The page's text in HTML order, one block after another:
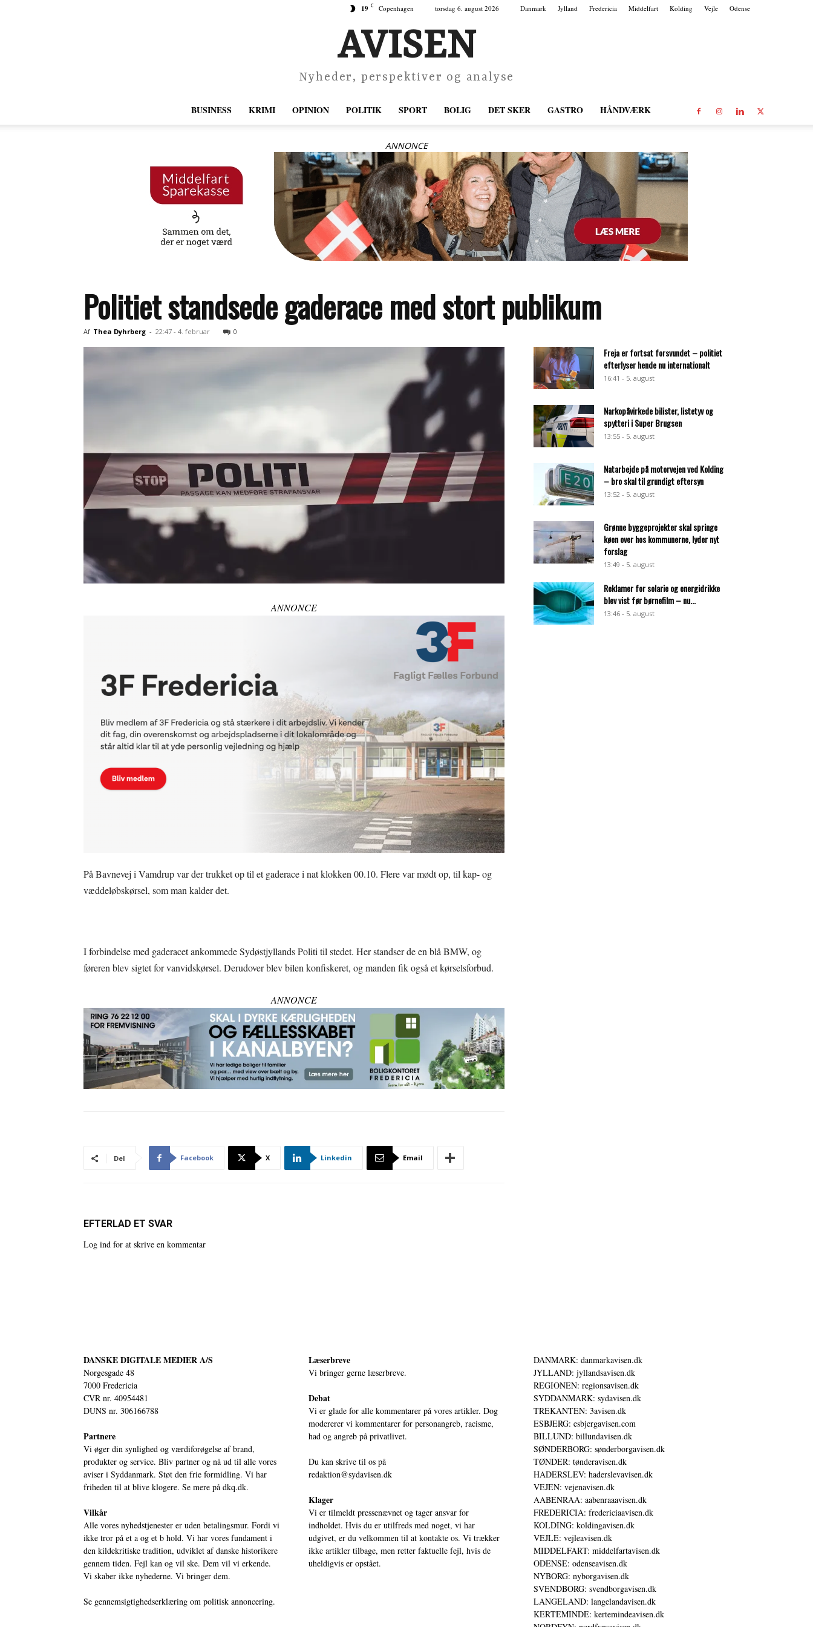
19 C Copenhagen torsdag 6. august 2026 Danmark Jylland Fredericia Middelfart Kolding Vejle Odense
AVISEN
Nyheder, perspektiver og analyse
BUSINESS KRIMI OPINION POLITIK SPORT BOLIG DET SKER GASTRO HÅNDVÆRK
ANNONCE
Politiet standsede gaderace med stort publikum
Af Thea Dyhrberg - 22:47 - 4. februar 0
ANNONCE
På Bavnevej i Vamdrup var der trukket op til et gaderace i nat klokken 00.10. Flere var mødt op, til kap- og
væddeløbskørsel, som man kalder det.
I forbindelse med gaderacet ankommede Sydøstjyllands Politi til stedet. Her standser de en blå BMW, og
føreren blev sigtet for vanvidskørsel. Derudover blev bilen konfiskeret, og manden fik også et kørselsforbud.
ANNONCE
Del Facebook X Linkedin Email
EFTERLAD ET SVAR
Log ind for at skrive en kommentar
Freja er fortsat forsvundet – politiet
efterlyser hende nu internationalt
16:41 - 5. august
Narkopåvirkede bilister, listetyv og
spytteri i Super Brugsen
13:55 - 5. august
Natarbejde på motorvejen ved Kolding
– bro skal til grundigt eftersyn
13:52 - 5. august
Grønne byggeprojekter skal springe
køen over hos kommunerne, lyder nyt
forslag
13:49 - 5. august
Reklamer for solarie og energidrikke
blev vist før børnefilm – nu...
13:46 - 5. august
DANSKE DIGITALE MEDIER A/S
Norgesgade 48
7000 Fredericia
CVR nr. 40954481
DUNS nr. 306166788
Partnere
Vi øger din synlighed og værdiforøgelse af brand,
produkter og service. Bliv partner og nå ud til alle vores
aviser i Syddanmark. Støt den frie formidling. Vi har
friheden til at blive klogere. Se mere på dkq.dk.
Vilkår
Alle vores nyhedstjenester er uden betalingsmur. Fordi vi
ikke tror på et a og et b hold. Vi har vores fundament i
den kildekritiske tradition, udviklet af danske historikere
gennem tiden. Fejl kan og vil ske. Dem vil vi erkende.
Vi skaber ikke nyhederne. Vi bringer dem.
Se gennemsigtighedserklæring om politisk annoncering.
Læserbreve
Vi bringer gerne læserbreve.
Debat
Vi er glade for alle kommentarer på vores artikler. Dog
modererer vi kommentarer for personangreb, racisme,
had og angreb på privatlivet.
Du kan skrive til os på
redaktion@sydavisen.dk
Klager
Vi er tilmeldt pressenævnet og tager ansvar for
indholdet. Hvis du er utilfreds med noget, vi har
udgivet, er du velkommen til at kontakte os. Vi trækker
ikke artikler tilbage, men retter faktuelle fejl, hvis de
uheldigvis er opstået.
DANMARK: danmarkavisen.dk
JYLLAND: jyllandsavisen.dk
REGIONEN: regionsavisen.dk
SYDDANMARK: sydavisen.dk
TREKANTEN: 3avisen.dk
ESBJERG: esbjergavisen.com
BILLUND: billundavisen.dk
SØNDERBORG: sønderborgavisen.dk
TØNDER: tønderavisen.dk
HADERSLEV: haderslevavisen.dk
VEJEN: vejenavisen.dk
AABENRAA: aabenraaavisen.dk
FREDERICIA: fredericiaavisen.dk
KOLDING: koldingavisen.dk
VEJLE: vejleavisen.dk
MIDDELFART: middelfartavisen.dk
ODENSE: odenseavisen.dk
NYBORG: nyborgavisen.dk
SVENDBORG: svendborgavisen.dk
LANGELAND: langelandavisen.dk
KERTEMINDE: kertemindeavisen.dk